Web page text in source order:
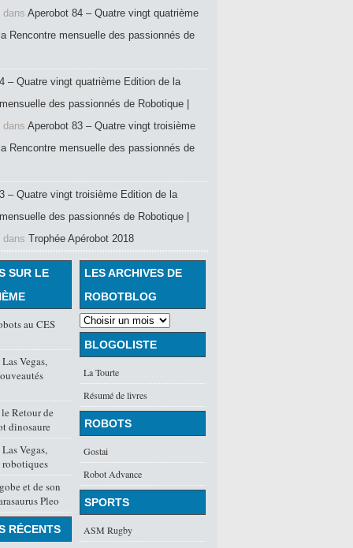
dans Aperobot 84 – Quatre vingt quatrième
Rencontre mensuelle des passionnés de
– Quatre vingt quatrième Edition de la
des passionnés de Robotique |
dans Aperobot 83 – Quatre vingt troisième
Rencontre mensuelle des passionnés de
– Quatre vingt troisième Edition de la
des passionnés de Robotique |
dans Trophée Apérobot 2018
LES ARCHIVES DE
ROBOTBLOG
BLOGOLISTE
La Tourte
Résumé de livres
ROBOTS
Gostai
Robot Advance
SPORTS
ASM Rugby
SUR LE
au CES
Vegas,
Retour de
dinosaure
Vegas,
robotiques
et de son
Pleo
RÉCENTS